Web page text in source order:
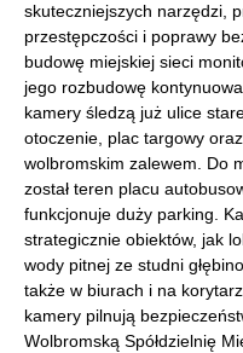
skuteczniejszych narzędzi,
przestępczości i poprawy
budowę miejskiej sieci
jego rozbudowę
kamery śledzą już ulice
otoczenie, plac targowy
wolbromskim zalewem. Do
został teren placu
funkcjonuje duży parking.
strategicznie obiektów, jak
wody pitnej ze studni
także w biurach i na
kamery pilnują
Wolbromską Spółdzielnię